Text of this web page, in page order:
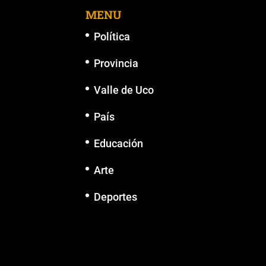
MENU
Política
Provincia
Valle de Uco
País
Educación
Arte
Deportes